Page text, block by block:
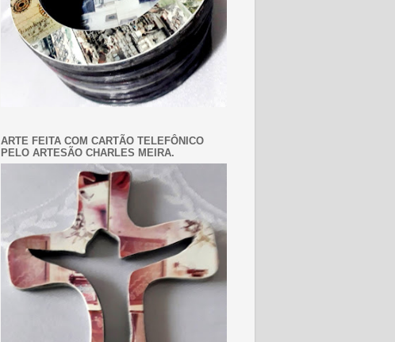
ARTE FEITA COM CARTÃO TELEFÔNICO
PELO ARTESÃO CHARLES MEIRA.